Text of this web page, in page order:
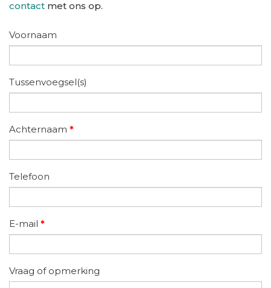
contact met ons op.
Voornaam
Tussenvoegsel(s)
Achternaam *
Telefoon
E-mail *
Vraag of opmerking